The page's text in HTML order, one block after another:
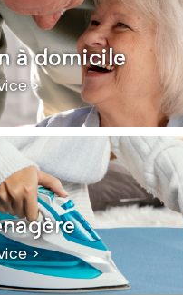
à domicile
>
>